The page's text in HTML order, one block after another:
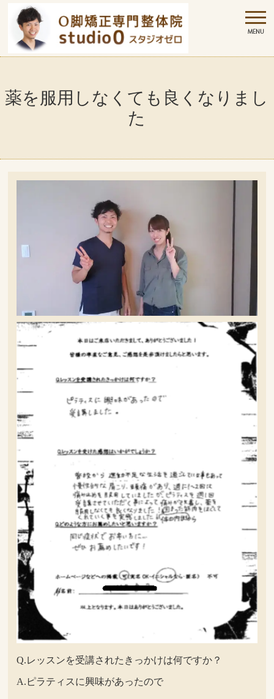
薬を服用しなくても良くなりまし
た
Q.レッスンを受講されたきっかけは何ですか？
A.ピラティスに興味があったので